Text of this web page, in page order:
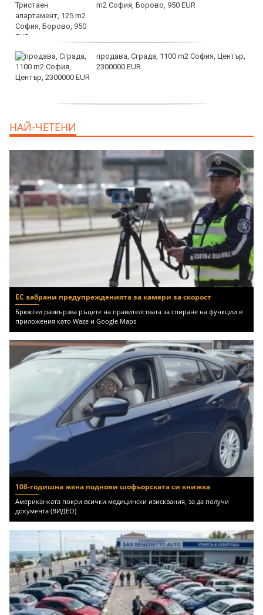
m2 София, Борово, 950 EUR
продава, Сграда, 1100 m2 София, Център,
2300000 EUR
НАЙ-ЧЕТЕНИ
ЕС забрани предупрежденията за камери за скорост
Брюксел развързва ръцете на правителствата за спиране на функции в
приложения като Waze и Google Maps
108-годишна жена поднови шофьорската си книжка
Американката покри всички медицински изисквания, за да получи
документа (ВИДЕО)